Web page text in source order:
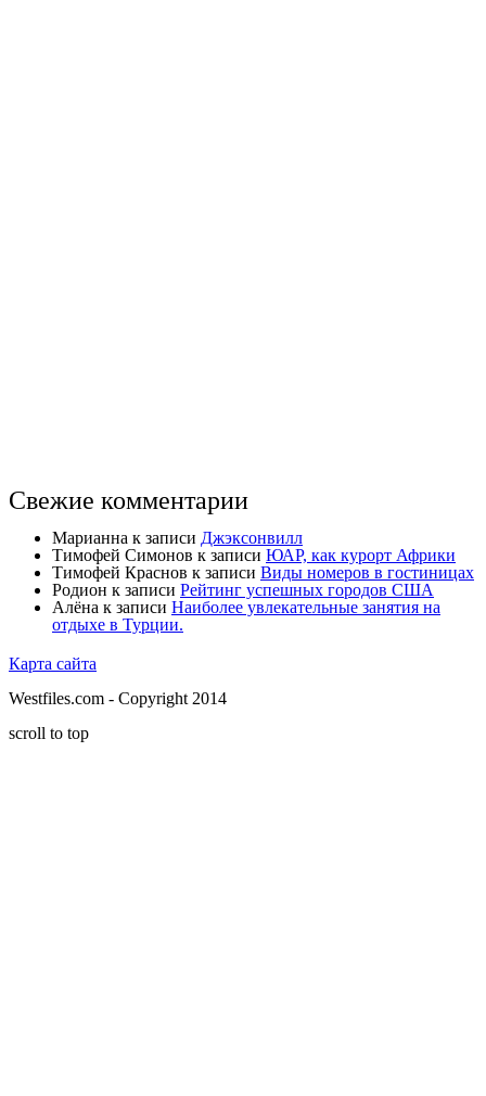
Свежие комментарии
Марианна к записи Джэксонвилл
Тимофей Симонов к записи ЮАР, как курорт Африки
Тимофей Краснов к записи Виды номеров в гостиницах
Родион к записи Рейтинг успешных городов США
Алёна к записи Наиболее увлекательные занятия на
отдыхе в Турции.
Карта сайта
Westfiles.com - Copyright 2014
scroll to top